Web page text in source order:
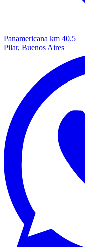
Panamericana km 40.5
Pilar, Buenos Aires